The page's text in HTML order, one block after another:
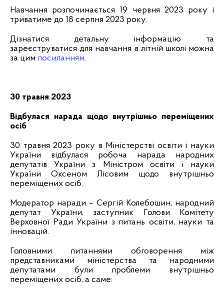
Навчання розпочинається 19 червня 2023 року і
триватиме до 18 серпня 2023 року.
Дізнатися детальну інформацію та
зареєструватися для навчання в літній школі можна
за цим посиланням.
30 травня 2023
Відбулася нарада щодо внутрішньо переміщених
осіб
30 травня 2023 року в Міністерстві освіти і науки
України відбулася робоча нарада народних
депутатів України з Міністром освіти і науки
України Оксеном Лісовим щодо внутрішньо
переміщених осіб.
Модератор наради – Сергій Колебошин, народний
депутат України, заступник Голови Комітету
Верховної Ради України з питань освіти, науки та
інновацій.
Головними питаннями обговорення між
представниками міністерства та народними
депутатами були проблеми внутрішньо
переміщених осіб, а саме: